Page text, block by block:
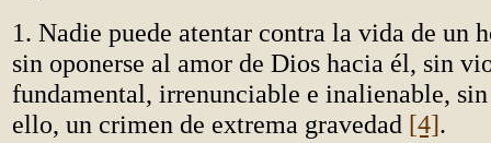
1. Nadie puede atentar contra la vida de un
sin oponerse al amor de Dios hacia él, sin
fundamental, irrenunciable e inalienable,
ello, un crimen de extrema gravedad [4].